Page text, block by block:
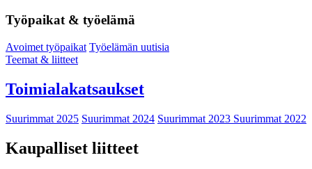
Työpaikat & työelämä
Avoimet työpaikat Työelämän uutisia
Teemat & liitteet
Toimialakatsaukset
Suurimmat 2025 Suurimmat 2024 Suurimmat 2023 Suurimmat 2022
Kaupalliset liitteet